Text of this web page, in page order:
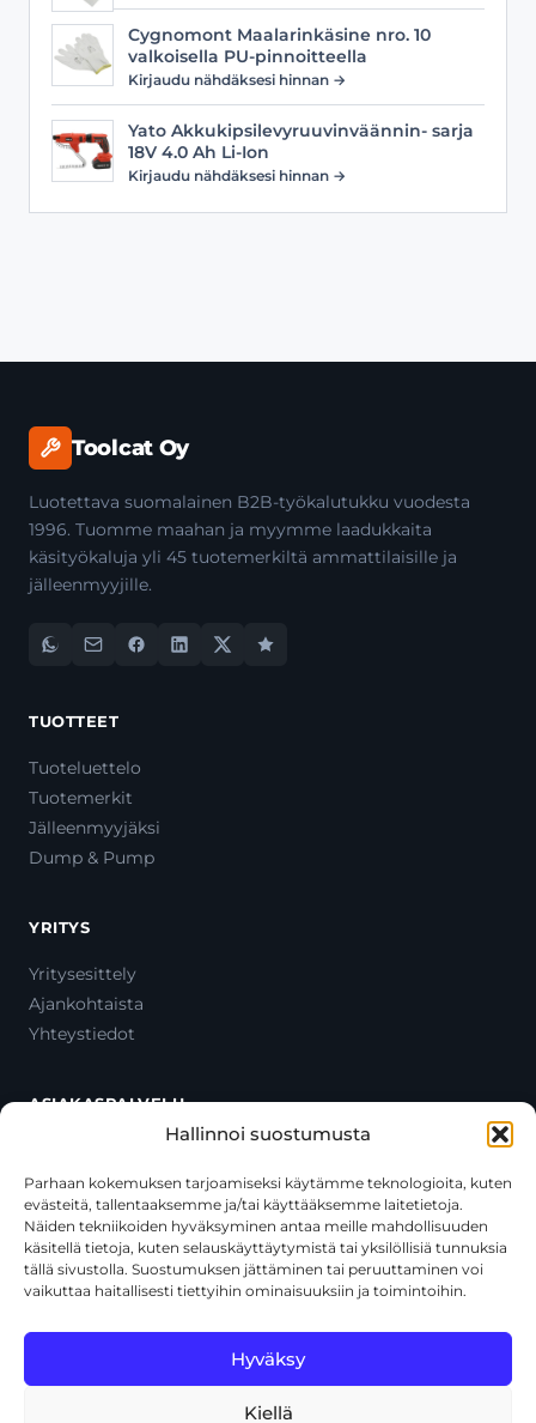
Hallinnoi suostumusta
Parhaan kokemuksen tarjoamiseksi käytämme teknologioita, kuten
evästeitä, tallentaaksemme ja/tai käyttääksemme laitetietoja.
Näiden tekniikoiden hyväksyminen antaa meille mahdollisuuden
käsitellä tietoja, kuten selauskäyttäytymistä tai yksilöllisiä tunnuksia
tällä sivustolla. Suostumuksen jättäminen tai peruuttaminen voi
vaikuttaa haitallisesti tiettyihin ominaisuuksiin ja toimintoihin.
Hyväksy
Kiellä
Cygnomont Maalarinkäsine nro. 10
valkoisella PU-pinnoitteella
Kirjaudu nähdäksesi hinnan →
Yato Akkukipsilevyruuvinväännin- sarja
18V 4.0 Ah Li-Ion
Kirjaudu nähdäksesi hinnan →
Toolcat Oy
Luotettava suomalainen B2B-työkalutukku vuodesta
1996. Tuomme maahan ja myymme laadukkaita
käsityökaluja yli 45 tuotemerkiltä ammattilaisille ja
jälleenmyyjille.
TUOTTEET
Tuoteluettelo
Tuotemerkit
Jälleenmyyjäksi
Dump & Pump
YRITYS
Yritysesittely
Ajankohtaista
Yhteystiedot
ASIAKASPALVELU
Oma tili
Maksutavat
Toimitustavat
Usein kysytyt kysymykset
+358 44 270 3795
asiakaspalvelu@toolcat.fi